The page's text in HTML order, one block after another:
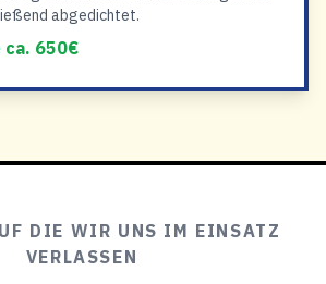
abgedichtet.
ca. 650€
DIE WIR UNS IM EINSATZ
VERLASSEN